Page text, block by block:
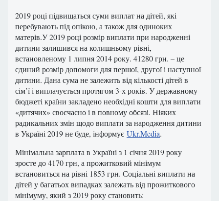
2019 році підвищаться суми виплат на дітей, які
перебувають під опікою, а також для одиноких
матерів.У 2019 році розмір виплати при народженні
дитини залишився на колишньому рівні,
встановленому 1 липня 2014 року. 41280 грн. – це
єдиний розмір допомоги для першої, другої і наступної
дитини. Дана сума не залежить від кількості дітей в
сім’ї і виплачується протягом 3-х років. У державному
бюджеті країни закладено необхідні кошти для виплати
«дитячих» своєчасно і в повному обсязі. Ніяких
радикальних змін щодо виплати за народження дитини
в Україні 2019 не буде, інформує Ukr.Media.
Мінімальна зарплата в Україні з 1 січня 2019 року
зросте до 4170 грн, а прожитковий мінімум
встановиться на рівні 1853 грн. Соціальні виплати на
дітей у багатьох випадках залежать від прожиткового
мінімуму, який з 2019 року становить: